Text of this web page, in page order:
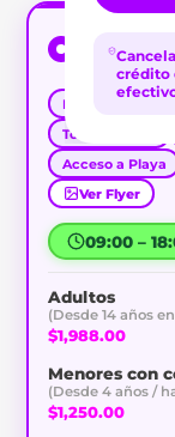
$1,988.00
Parejas
Todo Incluido
Acceso a Playa
Ver Flyer
09:00 –
Adultos
(Desde 14 años
$1,988.00
Menores con
(Desde 4 años /
$1,250.00
crédito